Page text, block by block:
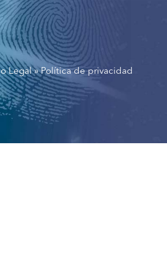
Legal»Política de privacidad